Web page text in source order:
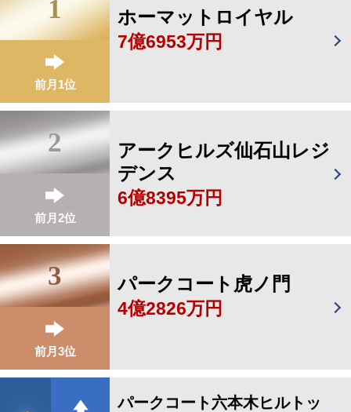
1
前月1位
ホーマットロイヤル
7億6953万円
2
前月2位
アークヒルズ仙石山レジ
デンス
6億8395万円
3
前月3位
パークコート虎ノ門
4億2826万円
パークコート六本木ヒルトッ